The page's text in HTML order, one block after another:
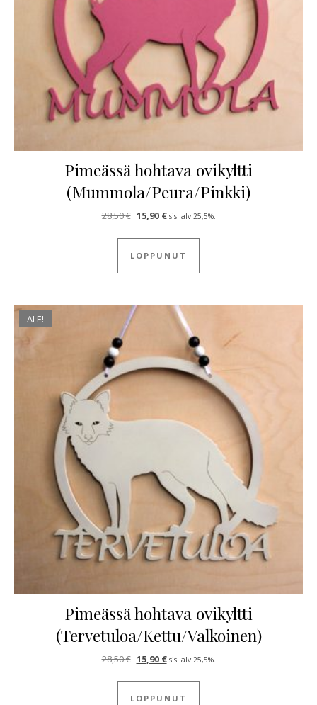
Pimeässä hohtava ovikyltti
(Mummola/Peura/Pinkki)
28,50€ Alkuperäinen hinta oli: 28,50 €.
15,90 €Nykyinen hinta on: 15,90 €.
sis. alv 25,5%.
LOPPUNUT
ALE!
Pimeässä hohtava ovikyltti
(Tervetuloa/Kettu/Valkoinen)
28,50€ Alkuperäinen hinta oli: 28,50 €.
15,90 €Nykyinen hinta on: 15,90 €.
sis. alv 25,5%.
LOPPUNUT